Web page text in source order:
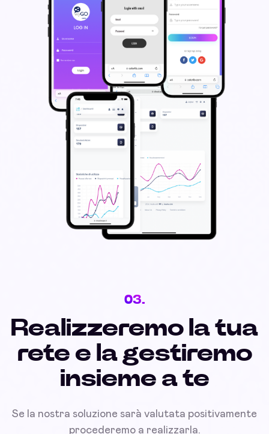
03.
Realizzeremo la tua
rete e la gestiremo
insieme a te
Se la nostra soluzione sarà valutata positivamente
procederemo a realizzarla.